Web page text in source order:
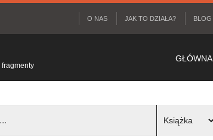
O NAS JAK TO DZIAŁA? BLOG
GŁÓWNA